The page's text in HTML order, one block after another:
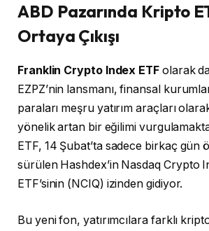
ABD Pazarında Kripto
Ortaya Çıkışı
Franklin Crypto Index ETF olarak
EZPZ’nin lansmanı, finansal
paraları meşru yatırım araçları
yönelik artan bir eğilimi
ETF, 14 Şubat’ta sadece birkaç gün
sürülen Hashdex’in Nasdaq Crypto
ETF’sinin (NCIQ) izinden gidiyor.
Bu yeni fon, yatırımcılara farklı